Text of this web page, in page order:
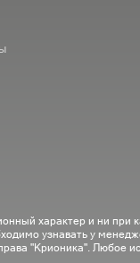
характер и ни при
узнавать у
"Крионика". Любое